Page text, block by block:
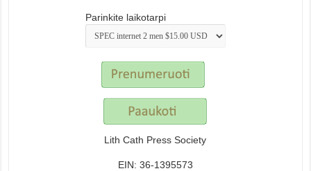
Parinkite laikotarpi
Lith Cath Press Society
EIN: 36-1395573